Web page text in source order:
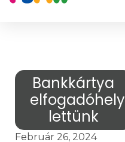
Bankkártya
elfogadóhely
lettünk
Február 26, 2024